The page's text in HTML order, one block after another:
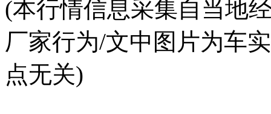
(本行情信息采集自当地
厂家行为/文中图片为车
点无关)